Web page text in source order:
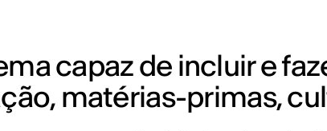
capaz de incluir e
matérias-primas,